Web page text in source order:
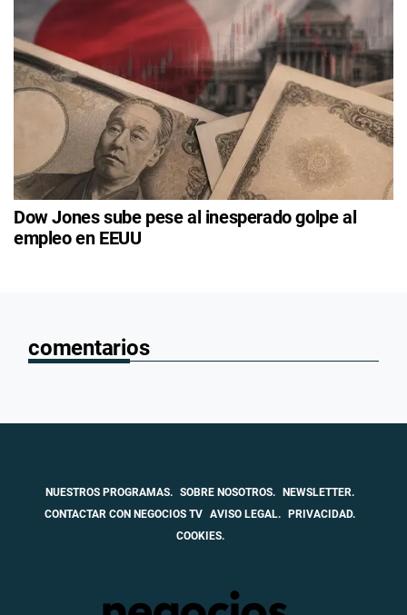
Dow Jones sube pese al inesperado golpe al
empleo en EEUU
comentarios
NUESTROS PROGRAMAS. SOBRE NOSOTROS.
NEWSLETTER.
CONTACTAR CON NEGOCIOS TV AVISO LEGAL.
PRIVACIDAD.
COOKIES.